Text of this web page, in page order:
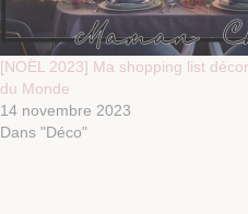
[NOËL 2023] Ma shopping list
du Monde
14 novembre 2023
Dans "Déco"